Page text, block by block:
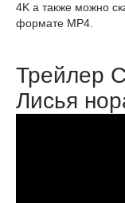
4K а также можно
формате MP4.
Трейлер
Лисья